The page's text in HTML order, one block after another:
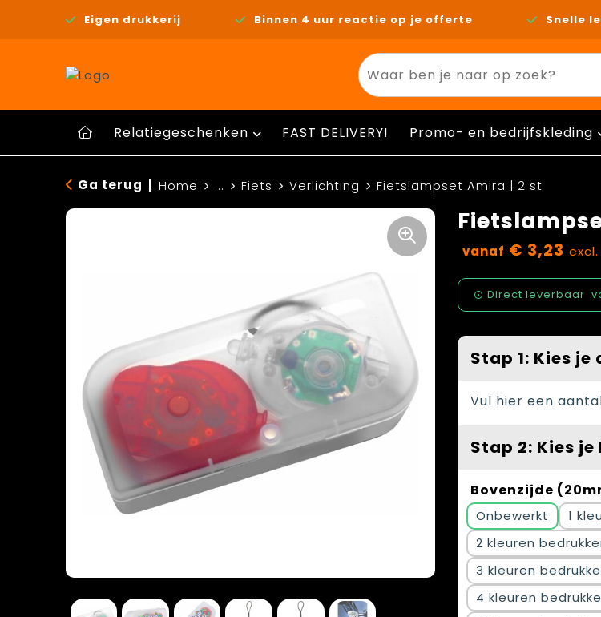
Eigen drukkerij Binnen 4 uur reactie op je offerte Snelle
Relatiegeschenken FAST DELIVERY! Promo- en bedrijfskleding
Ga terug Home ... Fiets Verlichting Fietslampset Amira | 2 st
vanaf € 3,23
Direct leverbaar
Stap 1: Kies
Vul hier een
Stap 2: Kies
Bovenzijde
Onbewerkt
1
2
3
4